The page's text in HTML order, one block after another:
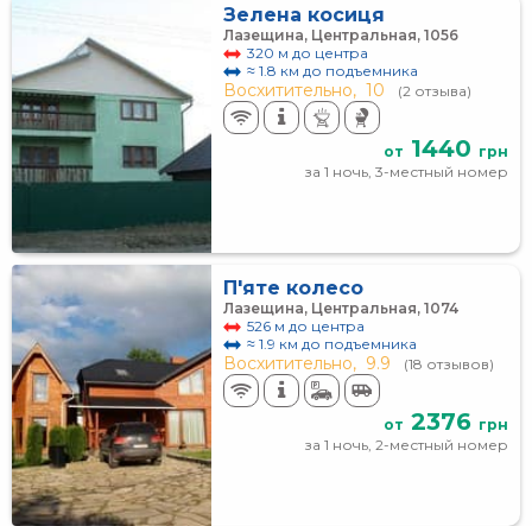
Зелена косиця
Лазещина, Центральная, 1056
320 м до центра
≈ 1.8 км до подъемника
Восхитительно, 10 (2 отзыва)
от 1440 грн
за 1 ночь, 3-местный номер
П'яте колесо
Лазещина, Центральная, 1074
526 м до центра
≈ 1.9 км до подъемника
Восхитительно, 9.9 (18 отзывов)
от 2376 грн
за 1 ночь, 2-местный номер